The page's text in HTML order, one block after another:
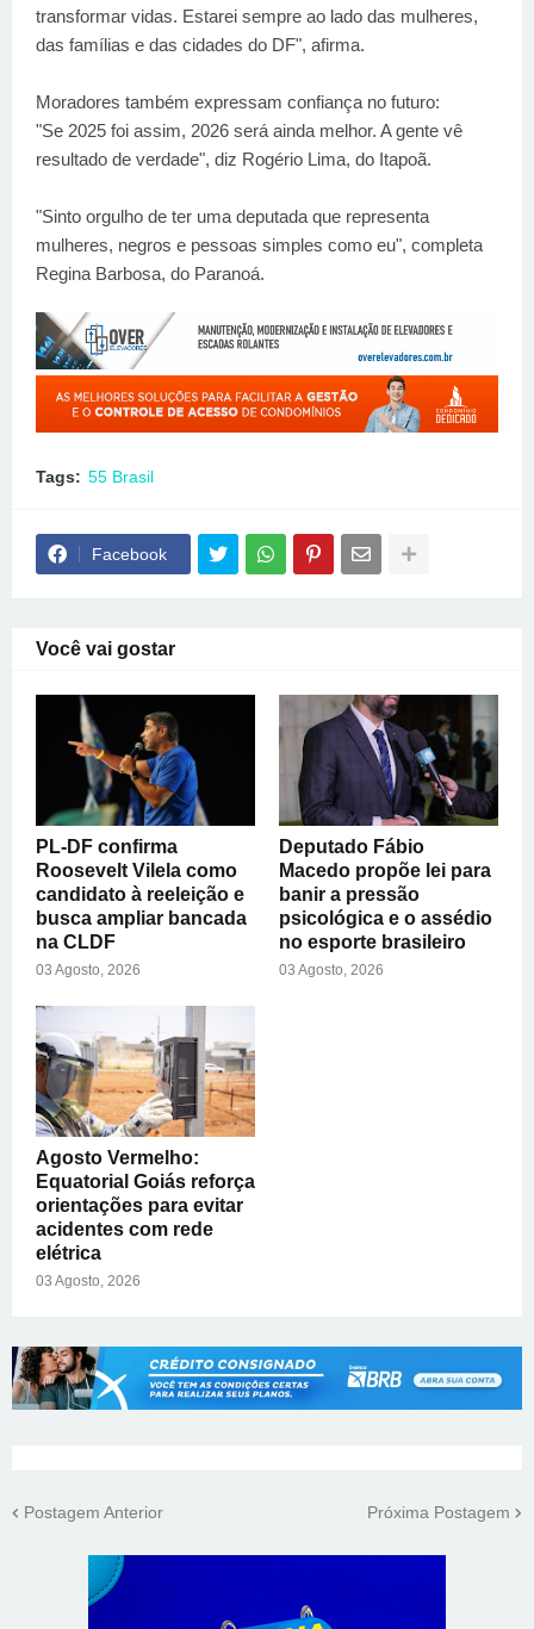
transformar vidas. Estarei sempre ao lado das mulheres,
das famílias e das cidades do DF", afirma.
Moradores também expressam confiança no futuro:
"Se 2025 foi assim, 2026 será ainda melhor. A gente vê
resultado de verdade", diz Rogério Lima, do Itapoã.
"Sinto orgulho de ter uma deputada que representa
mulheres, negros e pessoas simples como eu", completa
Regina Barbosa, do Paranoá.
Tags: 55 Brasil
Facebook
Você vai gostar
PL-DF confirma
Roosevelt Vilela como
candidato à reeleição e
busca ampliar bancada
na CLDF
03 Agosto, 2026
Deputado Fábio
Macedo propõe lei para
banir a pressão
psicológica e o assédio
no esporte brasileiro
03 Agosto, 2026
Agosto Vermelho:
Equatorial Goiás reforça
orientações para evitar
acidentes com rede
elétrica
03 Agosto, 2026
Postagem Anterior Próxima Postagem